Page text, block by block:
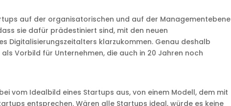
auf der organisatorischen und auf der Managementebene
sie dafür prädestiniert sind, mit den neuen
Digitalisierungszeitalters klarzukommen. Genau deshalb
Vorbild für Unternehmen, die auch in 20 Jahren noch
vom Idealbild eines Startups aus, von einem Modell, dem mit
entsprechen. Wären alle Startups ideal, würde es keine